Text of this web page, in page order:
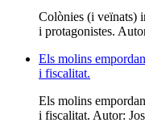
Colònies (i veïnats)
i protagonistes.
Els molins
i fiscalitat.
Els molins
i fiscalitat. Autor: